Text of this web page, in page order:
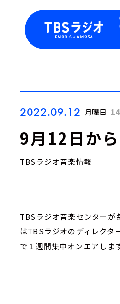
2022.09.12 月曜日
9月12日か
TBSラジオ音楽情報
TBSラジオ音楽センターが
はTBSラジオのディレクタ
で１週間集中オンエアしま